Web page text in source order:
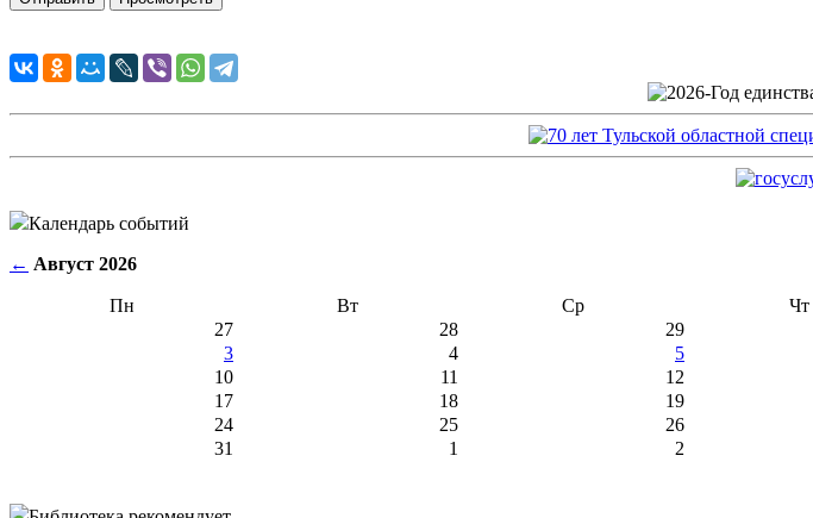
Календарь событий
← Август 2026
Пн Вт Ср Чт
27
28 29
3
4 5
10
11 12
17
18 19
24
25 26
31
1 2